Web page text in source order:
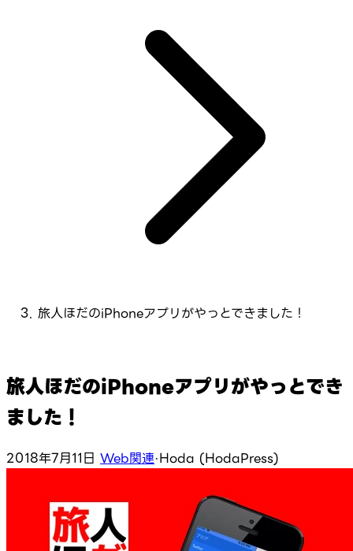
旅人ほだのiPhoneアプリがやっとできました！
旅人ほだのiPhoneアプリがやっとでき
ました！
2018年7月11日 Web関連·Hoda (HodaPress)